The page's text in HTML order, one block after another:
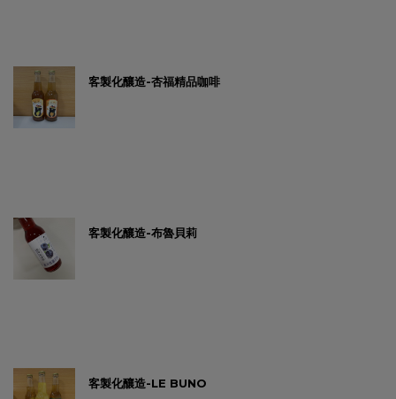
客製化釀造-杏福精品咖啡
客製化釀造-布魯貝莉
客製化釀造-LE BUNO